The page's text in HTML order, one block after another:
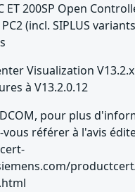
ET 200SP Open
PC2 (incl. SIPLUS
Visualization V13.2.x
à V13.2.0.12
pour plus
vous référer à l'avis